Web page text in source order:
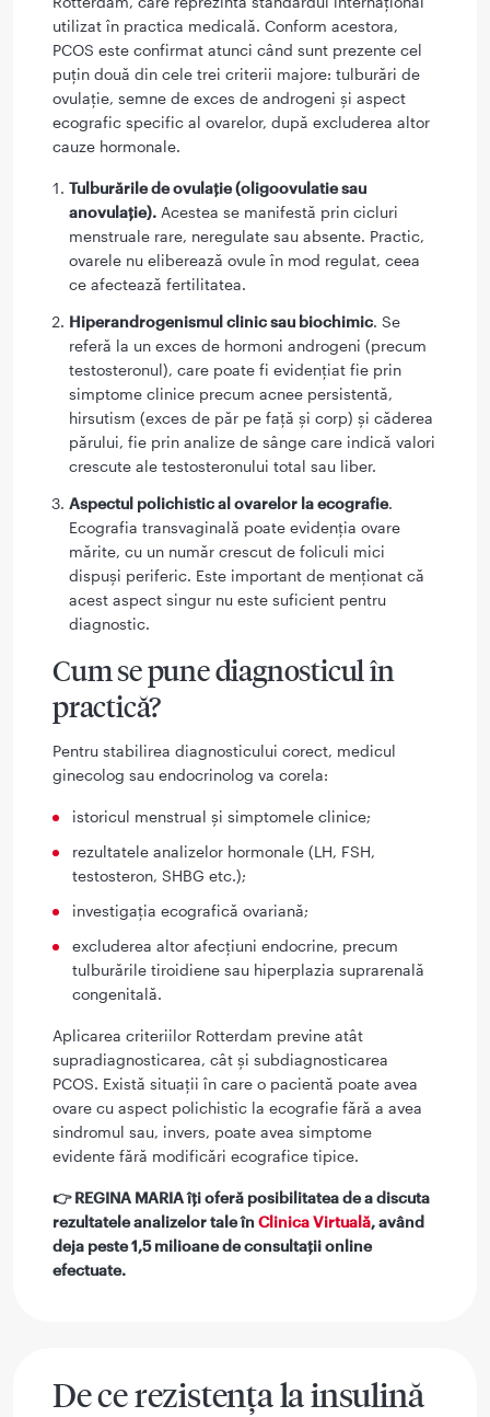
utilizat în practica medicală. Conform acestora,
PCOS este confirmat atunci când sunt prezente cel
puțin două din cele trei criterii majore: tulburări de
ovulație, semne de exces de androgeni și aspect
ecografic specific al ovarelor, după excluderea altor
cauze hormonale.
Tulburările de ovulație (oligoovulatie sau
anovulație). Acestea se manifestă prin cicluri
menstruale rare, neregulate sau absente. Practic,
ovarele nu eliberează ovule în mod regulat, ceea
ce afectează fertilitatea.
Hiperandrogenismul clinic sau biochimic. Se
referă la un exces de hormoni androgeni (precum
testosteronul), care poate fi evidențiat fie prin
simptome clinice precum acnee persistentă,
hirsutism (exces de păr pe față și corp) și căderea
părului, fie prin analize de sânge care indică valori
crescute ale testosteronului total sau liber.
Aspectul polichistic al ovarelor la ecografie.
Ecografia transvaginală poate evidenția ovare
mărite, cu un număr crescut de foliculi mici
dispuși periferic. Este important de menționat că
acest aspect singur nu este suficient pentru
diagnostic.
Cum se pune diagnosticul în
practică?
Pentru stabilirea diagnosticului corect, medicul
ginecolog sau endocrinolog va corela:
istoricul menstrual și simptomele clinice;
rezultatele analizelor hormonale (LH, FSH,
testosteron, SHBG etc.);
investigația ecografică ovariană;
excluderea altor afecțiuni endocrine, precum
tulburările tiroidiene sau hiperplazia suprarenală
congenitală.
Aplicarea criteriilor Rotterdam previne atât
supradiagnosticarea, cât și subdiagnosticarea
PCOS. Există situații în care o pacientă poate avea
ovare cu aspect polichistic la ecografie fără a avea
sindromul sau, invers, poate avea simptome
evidente fără modificări ecografice tipice.
👉 REGINA MARIA îți oferă posibilitatea de a discuta
rezultatele analizelor tale înClinica Virtuală, având
deja peste 1,5 milioane de consultații online
efectuate.
De ce rezistența la insulină